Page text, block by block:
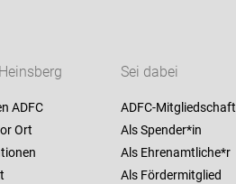
ADFC
Ort
Sei dabei
ADFC-Mitgliedschaft
Als Spender*in
Als Ehrenamtliche*r
Als Fördermitglied